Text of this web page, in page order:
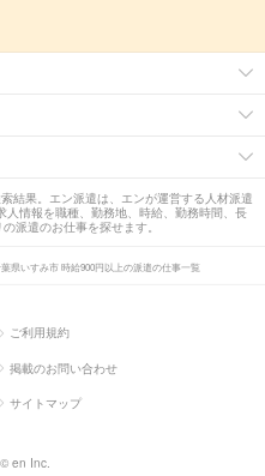
結果。エン派遣は、エンが運営する人材派遣
情報を職種、勤務地、時給、勤務時間、長
派遣のお仕事を探せます。
県いすみ市 時給900円以上の派遣の仕事一覧
ご利用規約
掲載のお問い合わせ
サイトマップ
en Inc.